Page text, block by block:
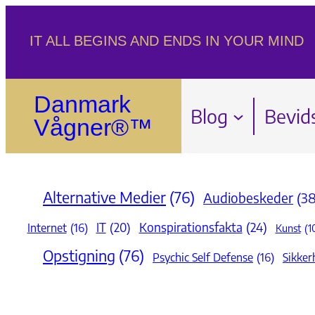
indhold
IT ALL BEGINS AND ENDS IN YOUR MIND
Danmark
Vågner®™
Blog
Alternative Medier (76) Audiobeskeder
Internet (16) IT (20) Konspirationsfakta (24) Kunst
Opstigning (76) Psychic Self Defense (16)